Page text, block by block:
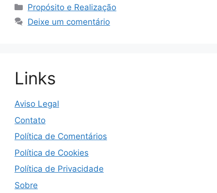
Categorias
Propósito e Realização
Deixe um comentário
Links
Aviso Legal
Contato
Política de Comentários
Política de Cookies
Política de Privacidade
Sobre